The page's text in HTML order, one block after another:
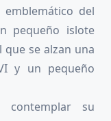
del
pequeño islote
se alzan una
y un pequeño
su